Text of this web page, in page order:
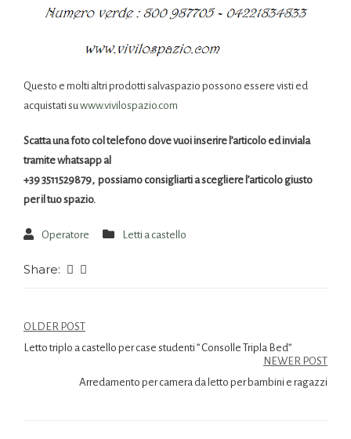
Questo e molti altri prodotti salvaspazio possono essere visti ed
acquistati su www.vivilospazio.com
Scatta una foto col telefono dove vuoi inserire l’articolo ed inviala
tramite whatsapp al
+39 3511529879, possiamo consigliarti a scegliere l’articolo giusto
per il tuo spazio.
Operatore Letti a castello
Share:
OLDER POST
Letto triplo a castello per case studenti ” Consolle Tripla Bed”
NEWER POST
Arredamento per camera da letto per bambini e ragazzi